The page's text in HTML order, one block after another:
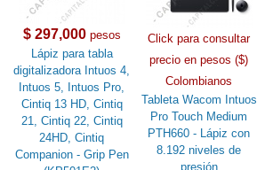
$ 297,000pesos
Lápiz para tabla
digitalizadora Intuos 4,
Intuos 5, Intuos Pro,
Cintiq 13 HD, Cintiq
21, Cintiq 22, Cintiq
24HD, Cintiq
Companion - Grip Pen
Click para consultar
precio en pesos ($)
Colombianos
Tableta Wacom Intuos
Pro Touch Medium
PTH660 - Lápiz con
8.192 niveles de
presión